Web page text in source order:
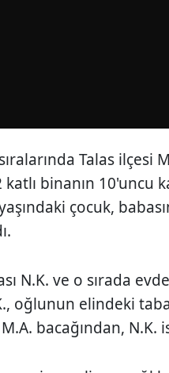
Talas ilçesi
binanın 10'uncu
çocuk,
N.K. ve o sırada
oğlunun elindeki
bacağından, N.K.